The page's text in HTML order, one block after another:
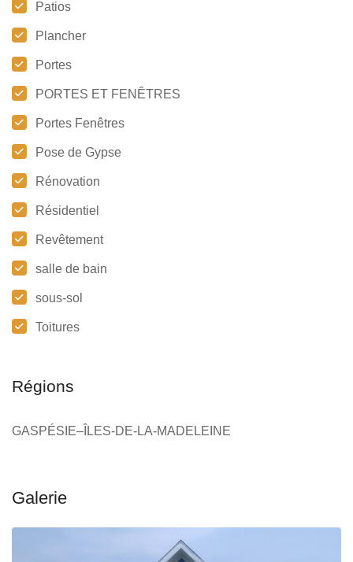
Patios
Plancher
Portes
PORTES ET FENÊTRES
Portes Fenêtres
Pose de Gypse
Rénovation
Résidentiel
Revêtement
salle de bain
sous-sol
Toitures
Régions
GASPÉSIE–ÎLES-DE-LA-MADELEINE